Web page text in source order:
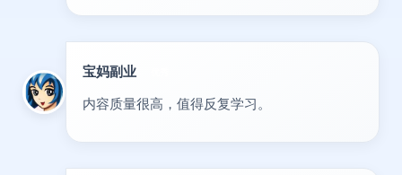
宝妈副业
内容质量很高，值得反复学习。